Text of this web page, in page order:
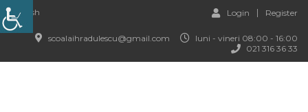
English Login Register
luni - vineri 08:00 - 16:00
scoalaihradulescu@gmail.com
021 316 36 33